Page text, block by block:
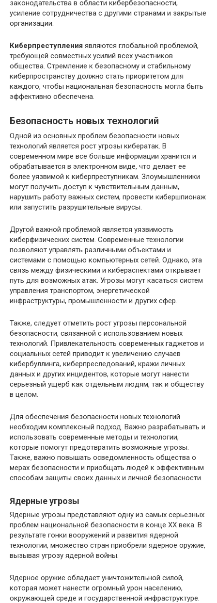
законодательства в области кибербезопасности,
усиление сотрудничества с другими странами и закрытые
организации.
Киберпреступления являются глобальной проблемой,
требующей совместных усилий всех участников
общества. Стремление к безопасному и стабильному
киберпространству должно стать приоритетом для
каждого, чтобы национальная безопасность могла быть
эффективно обеспечена.
Безопасность новых технологий
Одной из основных проблем безопасности новых
технологий является рост угрозы кибератак. В
современном мире все больше информации хранится и
обрабатывается в электронном виде, что делает ее
более уязвимой к киберпреступникам. Злоумышленники
могут получить доступ к чувствительным данным,
нарушить работу важных систем, провести кибершпионаж
или запустить разрушительные вирусы.
Другой важной проблемой является уязвимость
киберфизических систем. Современные технологии
позволяют управлять различными объектами и
системами с помощью компьютерных сетей. Однако, эта
связь между физическими и кибераспектами открывает
путь для возможных атак. Угрозы могут касаться систем
управления транспортом, энергетической
инфраструктуры, промышленности и других сфер.
Также, следует отметить рост угрозы персональной
безопасности, связанной с использованием новых
технологий. Привлекательность современных гаджетов и
социальных сетей приводит к увеличению случаев
кибербуллинга, киберпреследований, кражи личных
данных и других инцидентов, которые могут нанести
серьезный ущерб как отдельным людям, так и обществу
в целом.
Для обеспечения безопасности новых технологий
необходим комплексный подход. Важно разрабатывать и
использовать современные методы и технологии,
которые помогут предотвратить возможные угрозы.
Также, важно повышать осведомленность общества о
мерах безопасности и приобщать людей к эффективным
способам защиты своих данных и личной безопасности.
Ядерные угрозы
Ядерные угрозы представляют одну из самых серьезных
проблем национальной безопасности в конце ХХ века. В
результате гонки вооружений и развития ядерной
технологии, множество стран приобрели ядерное оружие,
вызывая угрозу ядерной войны.
Ядерное оружие обладает уничтожительной силой,
которая может нанести огромный урон населению,
окружающей среде и государственной инфраструктуре.